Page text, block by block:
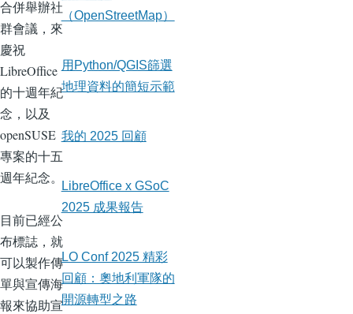
合併舉辦社
群會議，來
慶祝
LibreOffice
的十週年紀
念，以及
openSUSE
專案的十五
週年紀念。
目前已經公
布標誌，就
可以製作傳
單與宣傳海
報來協助宣
（OpenStreetMap）
用Python/QGIS篩選
地理資料的簡短示範
我的 2025 回顧
LibreOffice x GSoC
2025 成果報告
LO Conf 2025 精彩
回顧：奧地利軍隊的
開源轉型之路